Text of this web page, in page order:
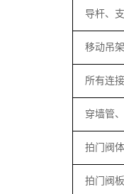
导杆、
移动吊
所有连
穿墙管
拍门阀体
拍门阀板